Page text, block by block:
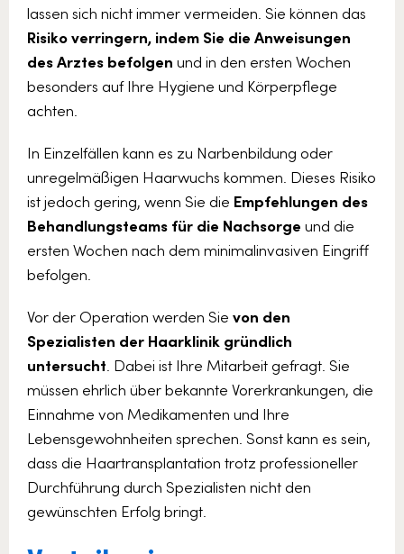
lassen sich nicht immer vermeiden. Sie können das
Risiko verringern, indem Sie die Anweisungen
desArztes befolgen und in den ersten Wochen
besonders auf Ihre Hygiene und Körperpflege
achten.
In Einzelfällen kann es zu Narbenbildung oder
unregelmäßigen Haarwuchs kommen. Dieses Risiko
ist jedoch gering, wenn Sie die Empfehlungen des
Behandlungsteams für die Nachsorge und die
ersten Wochen nach dem minimalinvasiven Eingriff
befolgen.
Vor der Operation werden Sie von den
Spezialisten der Haarklinik gründlich
untersucht . Dabei ist Ihre Mitarbeit gefragt. Sie
müssen ehrlich über bekannte Vorerkrankungen, die
Einnahme von Medikamenten und Ihre
Lebensgewohnheiten sprechen. Sonst kann es sein,
dass die Haartransplantation trotz professioneller
Durchführung durch Spezialisten nicht den
gewünschten Erfolg bringt.